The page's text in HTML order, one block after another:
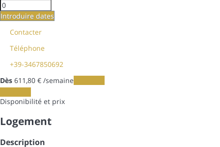
Introduire dates
Contacter
Téléphone
+39-3467850692
Dès 611,80 € /semaine
Disponibilité et prix
Logement
Description